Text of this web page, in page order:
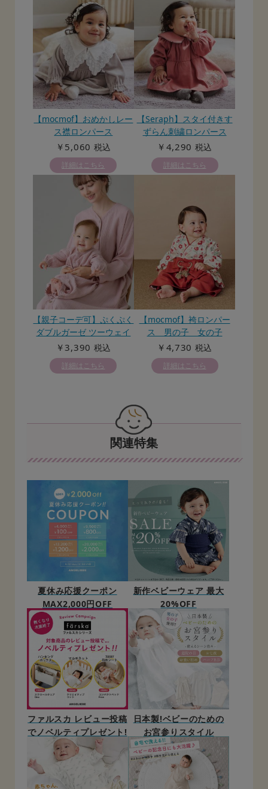
【mocmof】おめかしレー
ス襟ロンパース
￥5,060 税込
詳細はこちら
【Seraph】スタイ付きす
ずらん刺繍ロンパース
￥4,290 税込
詳細はこちら
【親子コーデ可】ぷくぷく
ダブルガーゼ ツーウェイ
オール（2wayオール） ロ
ンパース
￥3,390 税込
詳細はこちら
【mocmof】袴ロンパー
ス 男の子 女の子
￥4,730 税込
詳細はこちら
関連特集
夏休み応援クーポン
MAX2,000円OFF
新作ベビーウェア 最大
20%OFF
ファルスカ レビュー投稿
でノベルティプレゼント!
日本製!ベビーのための
お宮参りスタイル